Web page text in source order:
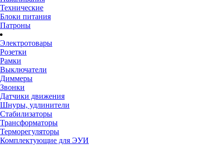
Технические
Блоки питания
Патроны
Электротовары
Розетки
Рамки
Выключатели
Диммеры
Звонки
Датчики движения
Шнуры, удлинители
Стабилизаторы
Трансформаторы
Терморегуляторы
Комплектующие для ЭУИ